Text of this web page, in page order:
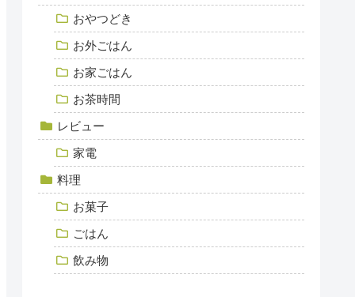
おやつどき
お外ごはん
お家ごはん
お茶時間
レビュー
家電
料理
お菓子
ごはん
飲み物